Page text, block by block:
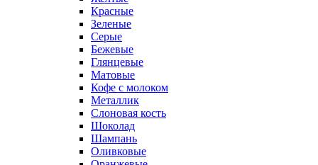
Красные
Зеленые
Серые
Бежевые
Глянцевые
Матовые
Кофе с молоком
Металлик
Слоновая кость
Шоколад
Шампань
Оливковые